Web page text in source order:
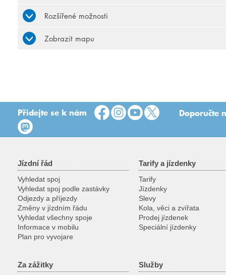
Rozšířené možnosti
Zobrazit mapu
Přidejte se k nám Doporučte
Jízdní řád
Vyhledat spoj
Vyhledat spoj podle zastávky
Odjezdy a příjezdy
Změny v jízdním řádu
Vyhledat všechny spoje
Informace v mobilu
Plan pro vyvojare
Tarify a jízdenky
Tarify
Jízdenky
Slevy
Kola, věci a zvířata
Prodej jízdenek
Speciální jízdenky
Za zážitky Služby